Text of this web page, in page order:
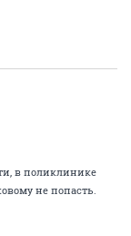
в поликлинике
не попасть.